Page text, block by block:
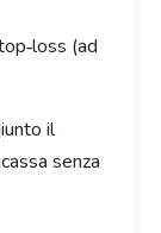
(ad
il
senza